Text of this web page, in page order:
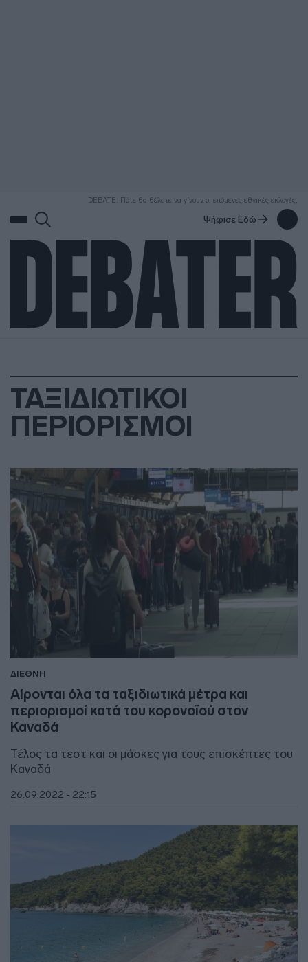
DEBATE: Πότε θα θέλατε να γίνουν οι επόμενες εθνικές εκλογές;
Ψήφισε Εδώ
ΤΑΞΙΔΙΩΤΙΚΟΙ
ΠΕΡΙΟΡΙΣΜΟΙ
ΔΙΕΘΝΗ
Αίρονται όλα τα ταξιδιωτικά μέτρα και
περιορισμοί κατά του κορονοϊού στον
Καναδά
Τέλος τα τεστ και οι μάσκες για τους επισκέπτες του
Καναδά
26.09.2022 - 22:15